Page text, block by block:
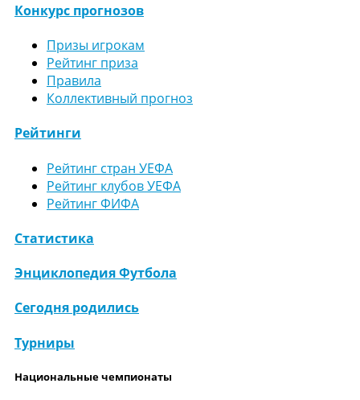
Конкурс прогнозов
Призы игрокам
Рейтинг приза
Правила
Коллективный прогноз
Рейтинги
Рейтинг стран УЕФА
Рейтинг клубов УЕФА
Рейтинг ФИФА
Статистика
Энциклопедия Футбола
Сегодня родились
Турниры
Национальные чемпионаты